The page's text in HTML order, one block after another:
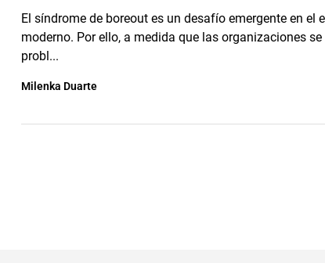
El síndrome de boreout es un desafío emergente en el
moderno. Por ello, a medida que las organizaciones
probl...
Milenka Duarte